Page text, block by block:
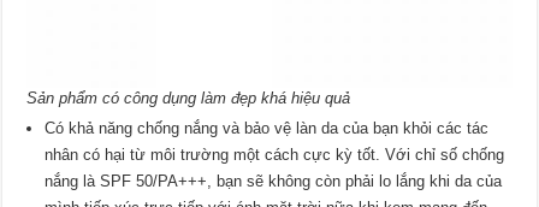
Sản phẩm có công dụng làm đẹp khá hiệu quả
Có khả năng chống nắng và bảo vệ làn da của bạn khỏi các tác
nhân có hại từ môi trường một cách cực kỳ tốt. Với chỉ số chống
nắng là SPF 50/PA+++, bạn sẽ không còn phải lo lắng khi da của